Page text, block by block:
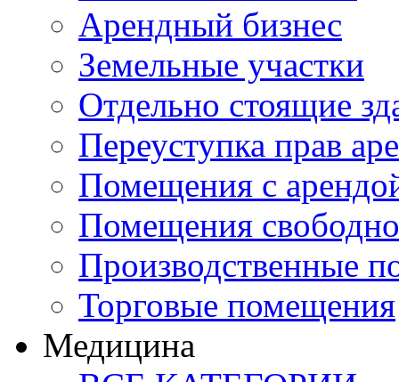
Арендный бизнес
Земельные участки
Отдельно стоящие
Переуступка прав
Помещения с
Помещения
Производственные
Торговые помещения
Медицина